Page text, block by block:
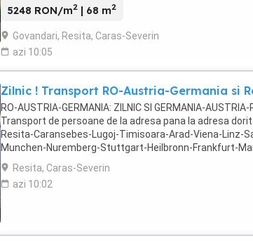
5248 RON/m2 | 68 m2
Govandari, Resita, Caras-Severin
azi 10:05
Zilnic ! Transport RO-Austria-Germania si
RO-AUSTRIA-GERMANIA: ZILNIC SI GERMANIA-AUSTRIA-
Transport de persoane de la adresa pana la adresa
Resita-Caransebes-Lugoj-Timisoara-Arad-Viena-Linz-
Munchen-Nuremberg-Stuttgart-Heilbronn-Frankfurt-
Karlsruhe(sau in apropiere) si Retur Transport de
Resita, Caras-Severin
azi 10:02